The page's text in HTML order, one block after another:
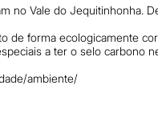
no Vale do Jequitinhonha.
de forma ecologicamente
a ter o selo carbono
ambiente/